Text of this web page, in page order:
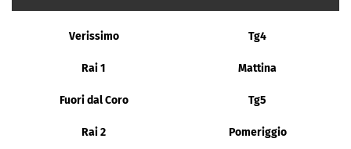
Verissimo Tg4
Rai 1 Mattina
Fuori dal Coro Tg5
Rai 2 Pomeriggio